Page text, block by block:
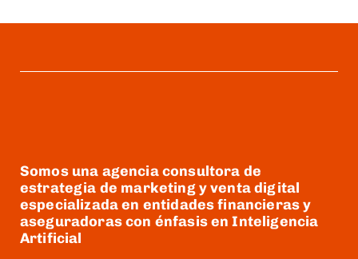
Somos una agencia consultora de
estrategia de marketing y venta digital
especializada en entidades financieras y
aseguradoras con énfasis en Inteligencia
Artificial